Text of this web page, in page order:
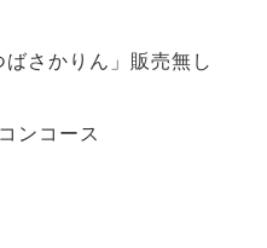
かりん」販売無し
ンコース